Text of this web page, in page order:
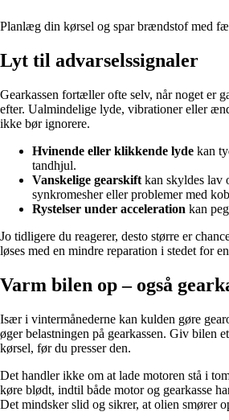
Planlæg din kørsel og spar brændstof med
Lyt til advarselssignaler
Gearkassen fortæller ofte selv, når noget er
efter. Ualmindelige lyde, vibrationer eller
ikke bør ignorere.
Hvinende eller klikkende lyde kan
tandhjul.
Vanskelige gearskift kan skyldes lav
synkromesher eller problemer med
Rystelser under acceleration kan
Jo tidligere du reagerer, desto større er
løses med en mindre reparation i stedet for
Varm bilen op – også
Især i vintermånederne kan kulden gøre
øger belastningen på gearkassen. Giv bilen
kørsel, før du presser den.
Det handler ikke om at lade motoren stå i
køre blødt, indtil både motor og gearkasse
Det mindsker slid og sikrer, at olien smører